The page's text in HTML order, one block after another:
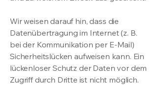
Wir weisen darauf hin, dass die
Datenübertragung im Internet (z. B.
bei der Kommunikation per E-Mail)
Sicherheitslücken aufweisen kann. Ein
lückenloser Schutz der Daten vor dem
Zugriff durch Dritte ist nicht möglich.